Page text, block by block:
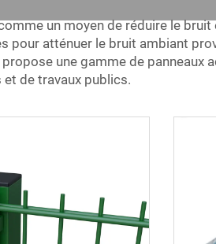
un moyen de réduire le
atténuer le bruit ambiant
une gamme de panneaux
de travaux publics.